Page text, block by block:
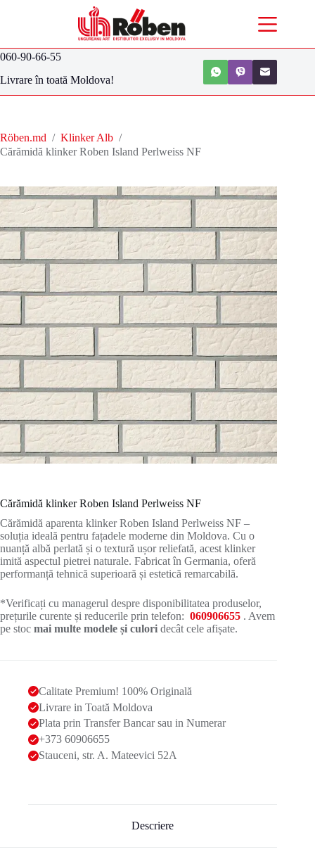
060-90-66-55
Livrare în toată Moldova!
Röben.md / Klinker Alb /
Cărămidă klinker Roben Island Perlweiss NF
Cărămidă klinker Roben Island Perlweiss NF
Cărămidă aparenta klinker Roben Island Perlweiss NF –
soluția ideală pentru fațadele moderne din Moldova. Cu o
nuanță albă perlată și o textură ușor reliefată, acest klinker
imită aspectul pietrei naturale. Fabricat în Germania, oferă
performanță tehnică superioară și estetică remarcabilă.
*Verificați cu managerul despre disponibilitatea produselor,
prețurile curente și reducerile prin telefon: 060906655 . Avem
pe stoc mai multe modele și culori decât cele afișate.
Calitate Premium! 100% Originală
Livrare in Toată Moldova
Plata prin Transfer Bancar sau in Numerar
+373 60906655
Stauceni, str. A. Mateevici 52A
Descriere